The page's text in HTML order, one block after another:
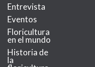
Entrevista
Eventos
Floricultura
en el mundo
Historia de
la